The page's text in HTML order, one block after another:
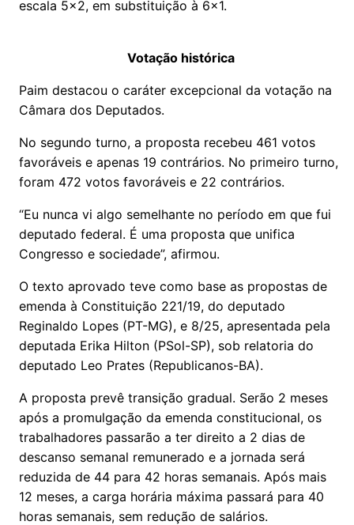
escala 5x2, em substituição à 6x1.
Votação histórica
Paim destacou o caráter excepcional da votação na
Câmara dos Deputados.
No segundo turno, a proposta recebeu 461 votos
favoráveis e apenas 19 contrários. No primeiro turno,
foram 472 votos favoráveis e 22 contrários.
“Eu nunca vi algo semelhante no período em que fui
deputado federal. É uma proposta que unifica
Congresso e sociedade”, afirmou.
O texto aprovado teve como base as propostas de
emenda à Constituição 221/19, do deputado
Reginaldo Lopes (PT-MG), e 8/25, apresentada pela
deputada Erika Hilton (PSol-SP), sob relatoria do
deputado Leo Prates (Republicanos-BA).
A proposta prevê transição gradual. Serão 2 meses
após a promulgação da emenda constitucional, os
trabalhadores passarão a ter direito a 2 dias de
descanso semanal remunerado e a jornada será
reduzida de 44 para 42 horas semanais. Após mais
12 meses, a carga horária máxima passará para 40
horas semanais, sem redução de salários.